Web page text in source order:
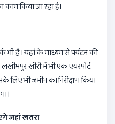
किया जा रहा है।
भी है। यहां के माध्यम से पर्यटन की
खीरी में भी एक एयरपोर्ट
भी जमीन का निरीक्षण किया
जहां खतरा